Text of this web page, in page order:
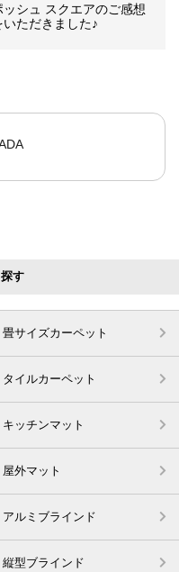
ッシュ スクエアのご感想
いただきました♪
す
畳サイズカーペット
タイルカーペット
キッチンマット
屋外マット
アルミブラインド
縦型ブラインド